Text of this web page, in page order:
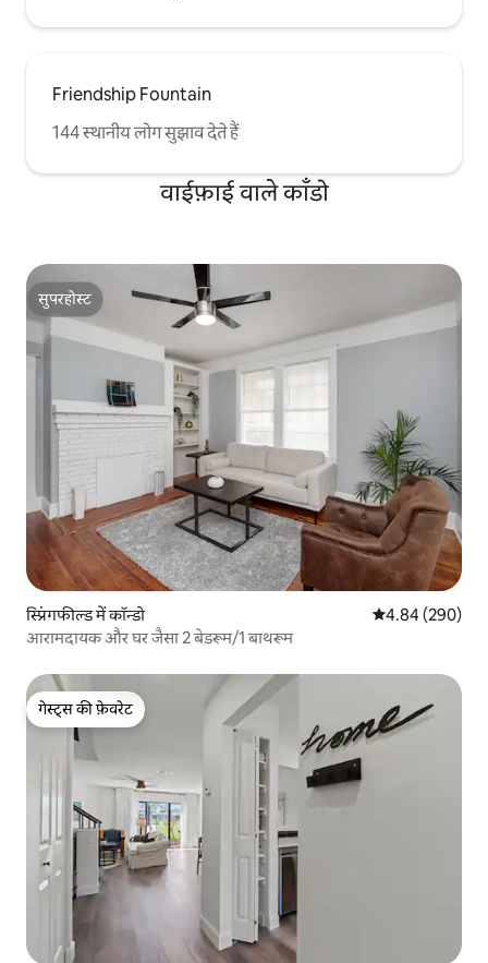
Friendship Fountain
144 स्थानीय लोग सुझाव देते हैं
वाईफ़ाई वाले काँडो
सुपरहोस्ट
सुपरहोस्ट
स्प्रिंगफील्ड में कॉन्डो औसत रेटिंग 5 में से
4.84 (290)
आरामदायक और घर जैसा 2 बेडरूम/1 बाथरूम
गेस्ट्स की फ़ेवरेट
गेस्ट्स की फ़ेवरेट